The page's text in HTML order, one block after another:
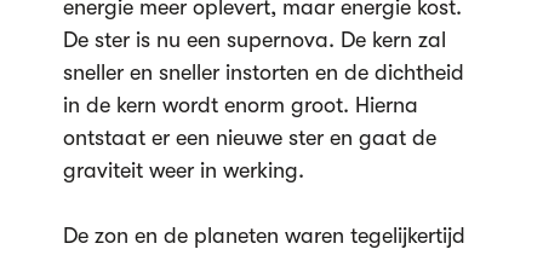
energie meer oplevert, maar energie kost.
De ster is nu een supernova. De kern zal
sneller en sneller instorten en de dichtheid
in de kern wordt enorm groot. Hierna
ontstaat er een nieuwe ster en gaat de
graviteit weer in werking.
De zon en de planeten waren tegelijkertijd